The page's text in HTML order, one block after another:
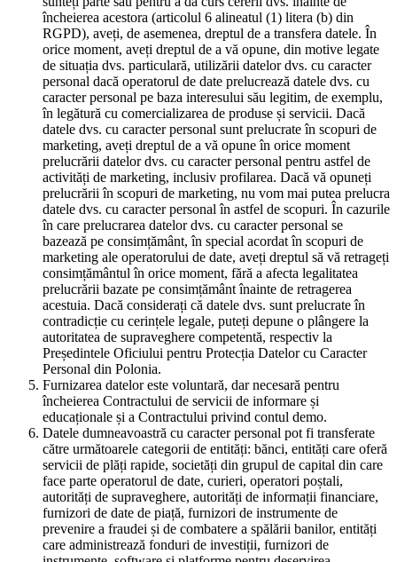
încheierea acestora (articolul 6 alineatul (1) litera (b) din
RGPD), aveți, de asemenea, dreptul de a transfera datele. În
orice moment, aveți dreptul de a vă opune, din motive legate
de situația dvs. particulară, utilizării datelor dvs. cu caracter
personal dacă operatorul de date prelucrează datele dvs. cu
caracter personal pe baza interesului său legitim, de exemplu,
în legătură cu comercializarea de produse și servicii. Dacă
datele dvs. cu caracter personal sunt prelucrate în scopuri de
marketing, aveți dreptul de a vă opune în orice moment
prelucrării datelor dvs. cu caracter personal pentru astfel de
activități de marketing, inclusiv profilarea. Dacă vă opuneți
prelucrării în scopuri de marketing, nu vom mai putea prelucra
datele dvs. cu caracter personal în astfel de scopuri. În cazurile
în care prelucrarea datelor dvs. cu caracter personal se
bazează pe consimțământ, în special acordat în scopuri de
marketing ale operatorului de date, aveți dreptul să vă retrageți
consimțământul în orice moment, fără a afecta legalitatea
prelucrării bazate pe consimțământ înainte de retragerea
acestuia. Dacă considerați că datele dvs. sunt prelucrate în
contradicție cu cerințele legale, puteți depune o plângere la
autoritatea de supraveghere competentă, respectiv la
Președintele Oficiului pentru Protecția Datelor cu Caracter
Personal din Polonia.
Furnizarea datelor este voluntară, dar necesară pentru
încheierea Contractului de servicii de informare și
educaționale și a Contractului privind contul demo.
Datele dumneavoastră cu caracter personal pot fi transferate
către următoarele categorii de entități: bănci, entități care oferă
servicii de plăți rapide, societăți din grupul de capital din care
face parte operatorul de date, curieri, operatori poștali,
autorități de supraveghere, autorități de informații financiare,
furnizori de date de piață, furnizori de instrumente de
prevenire a fraudei și de combatere a spălării banilor, entități
care administrează fonduri de investiții, furnizori de